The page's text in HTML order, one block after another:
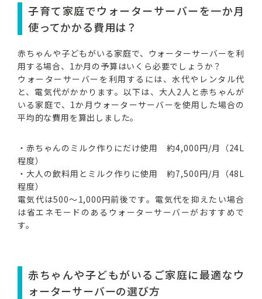
子育て家庭でウォーターサーバーを一か月
使ってかかる費用は？
赤ちゃんや子どもがいる家庭で、ウォーターサーバーを利
用する場合、1か月の予算はいくら必要でしょうか？
ウォーターサーバーを利用するには、水代やレンタル代
と、電気代がかかります。以下は、大人2人と赤ちゃんが
いる家庭で、1か月ウォーターサーバーを使用した場合の
平均的な費用を算出しました。
・赤ちゃんのミルク作りにだけ使用 約4,000円/月（24L
程度）
・大人の飲料用とミルク作りに使用 約7,500円/月（48L
程度）
電気代は500～1,000円前後です。電気代を抑えたい場合
は省エネモードのあるウォーターサーバーがおすすめで
す。
赤ちゃんや子どもがいるご家庭に最適なウ
ォーターサーバーの選び方